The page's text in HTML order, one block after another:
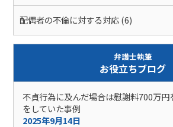
配偶者の不倫に対する対応 (6)
弁護士執筆
お役立ちブログ
不貞行為に及んだ場合は慰謝料700万円
をしていた事例
2025年9月14日